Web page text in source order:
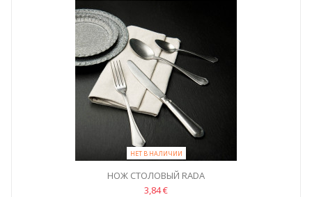
НЕТ В НАЛИЧИИ
НОЖ СТОЛОВЫЙ RADA
3,84 €